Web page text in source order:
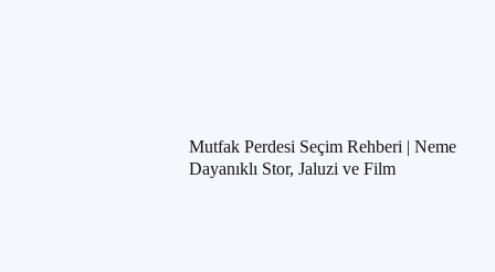
Mutfak Perdesi Seçim Rehberi | Neme
Dayanıklı Stor, Jaluzi ve Film